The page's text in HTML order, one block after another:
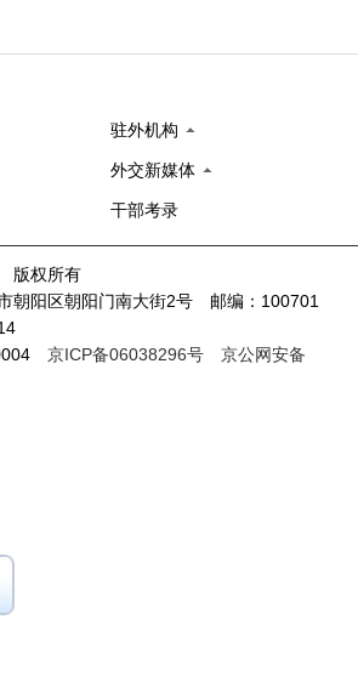
驻外机构
外交新媒体
干部考录
版权所有
朝阳区朝阳门南大街2号 邮编：100701
京ICP备06038296号
京公网安备